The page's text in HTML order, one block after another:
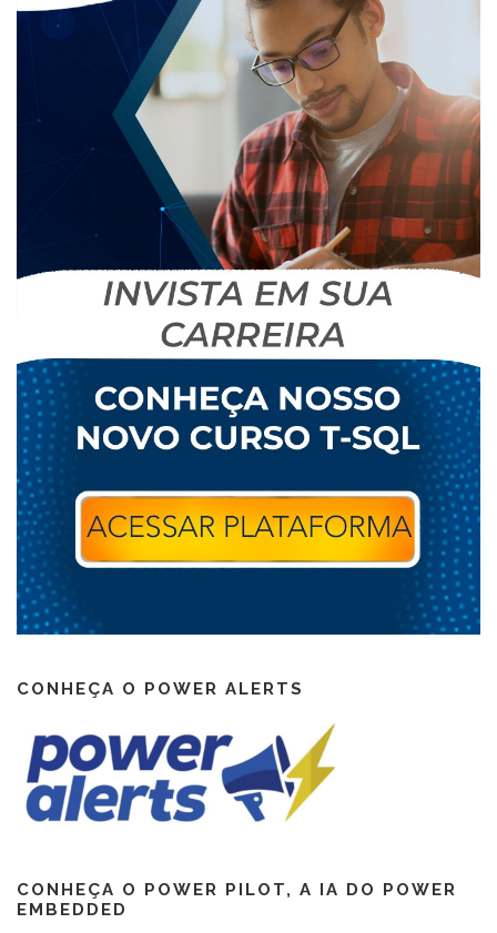
CONHEÇA O POWER ALERTS
CONHEÇA O POWER PILOT, A IA DO POWER
EMBEDDED